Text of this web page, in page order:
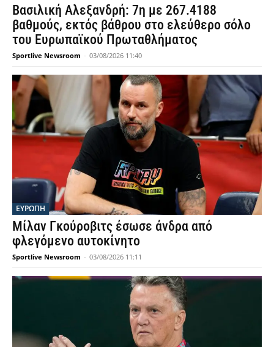
Βασιλική Αλεξανδρή: 7η με 267.4188
βαθμούς, εκτός βάθρου στο ελεύθερο σόλο
του Ευρωπαϊκού Πρωταθλήματος
Sportlive Newsroom - 03/08/2026 11:40
ΕΥΡΩΠΗ
Μίλαν Γκούροβιτς έσωσε άνδρα από
φλεγόμενο αυτοκίνητο
Sportlive Newsroom - 03/08/2026 11:11